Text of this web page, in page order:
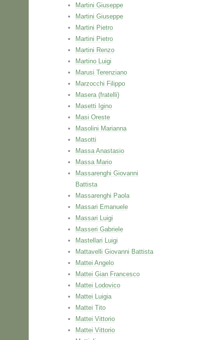
Martini Giuseppe
Martini Giuseppe
Martini Pietro
Martini Pietro
Martini Renzo
Martino Luigi
Marusi Terenziano
Marzocchi Filippo
Masera (fratelli)
Masetti Igino
Masi Oreste
Masolini Marianna
Masotti
Massa Anastasio
Massa Mario
Massarenghi Giovanni
Battista
Massarenghi Paola
Massari Emanuele
Massari Luigi
Masseri Gabriele
Mastellari Luigi
Mattavelli Giovanni Battista
Mattei Angelo
Mattei Gian Francesco
Mattei Lodovico
Mattei Luigia
Mattei Tito
Mattei Vittorio
Mattei Vittorio